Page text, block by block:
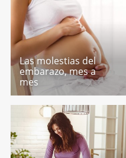
Las molestias del
embarazo, mes a
mes